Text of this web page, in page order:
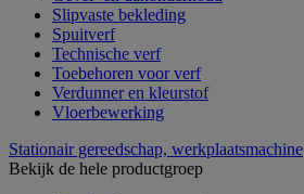
Slipvaste bekleding
Spuitverf
Technische verf
Toebehoren voor verf
Verdunner en kleurstof
Vloerbewerking
Stationair gereedschap, werkplaatsmachine
Bekijk de hele productgroep